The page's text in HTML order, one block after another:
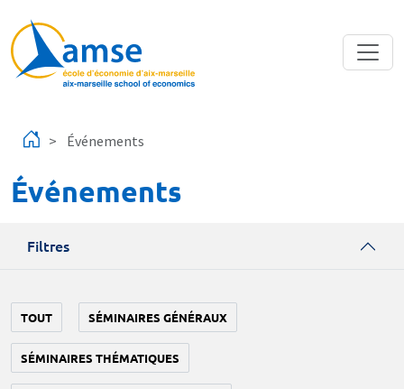
Événements
Événements
Filtres
TOUT SÉMINAIRES GÉNÉRAUX
SÉMINAIRES THÉMATIQUES